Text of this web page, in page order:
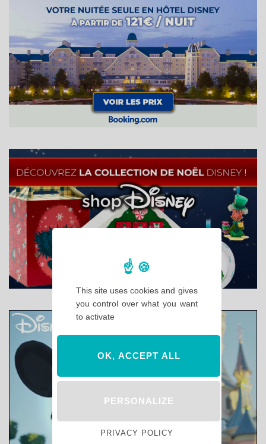
This site uses cookies and gives
you control over what you want
to activate
OK, ACCEPT ALL
PERSONALIZE
PRIVACY POLICY